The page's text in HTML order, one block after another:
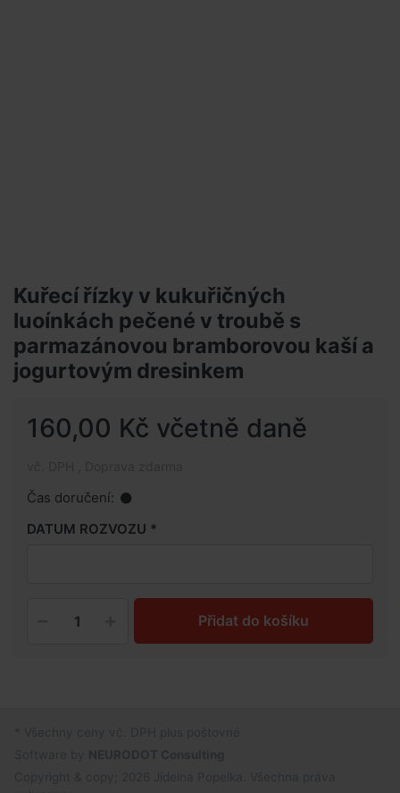
Kuřecí řízky v kukuřičných
luoínkách pečené v troubě s
parmazánovou bramborovou kaší a
jogurtovým dresinkem
160,00 Kč včetně daně
Čas doručení:
DATUM ROZVOZU
Přidat do košíku